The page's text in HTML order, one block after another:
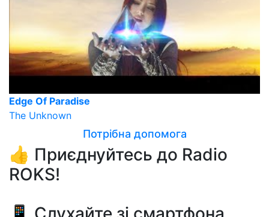
Edge Of Paradise
The Unknown
Потрібна допомога
👍 Приєднуйтесь до Radio
ROKS!